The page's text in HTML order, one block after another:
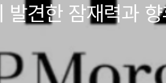
견한 잠재력과